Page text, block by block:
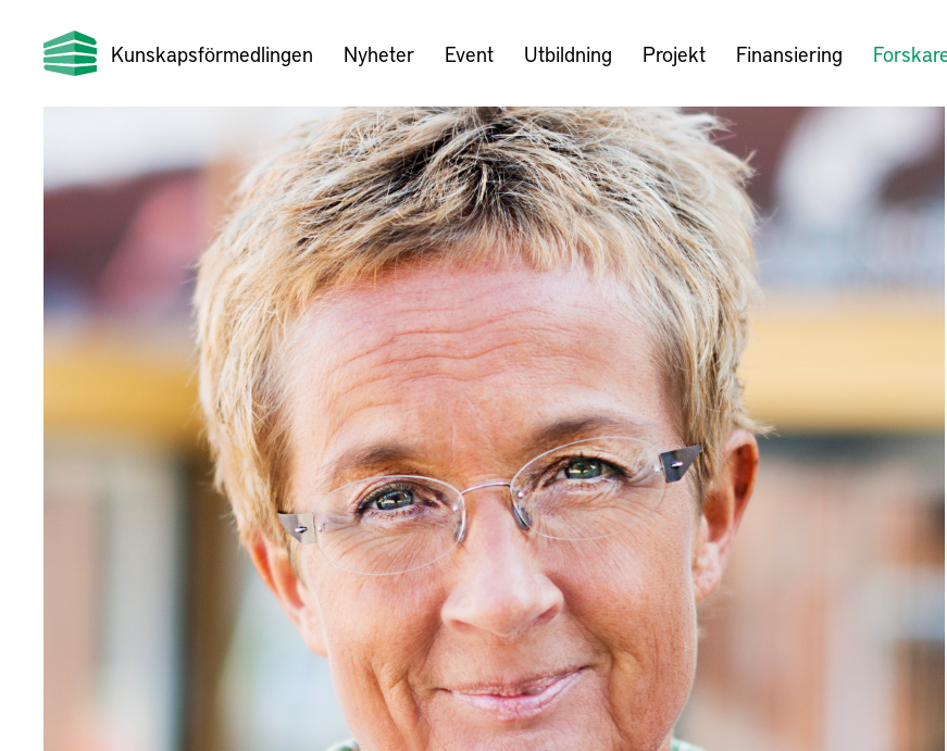
Kunskapsförmedlingen Nyheter Event Utbildning Projekt Finansiering